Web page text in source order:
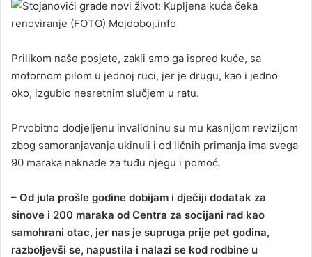
Prilikom naše posjete, zakli smo ga ispred kuće, sa
motornom pilom u jednoj ruci, jer je drugu, kao i jedno
oko, izgubio nesretnim slučjem u ratu.
Prvobitno dodjeljenu invalidninu su mu kasnijom revizijom
zbog samoranjavanja ukinuli i od ličnih primanja ima svega
90 maraka naknade za tuđu njegu i pomoć.
– Od jula prošle godine dobijam i dječiji dodatak za
sinove i 200 maraka od Centra za socijani rad kao
samohrani otac, jer nas je supruga prije pet godina,
razboljevši se, napustila i nalazi se kod rodbine u